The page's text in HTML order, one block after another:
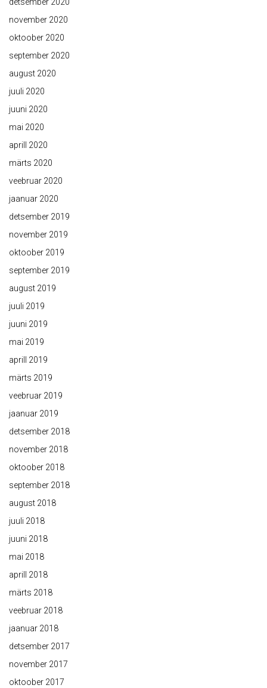
detsember 2020
november 2020
oktoober 2020
september 2020
august 2020
juuli 2020
juuni 2020
mai 2020
aprill 2020
märts 2020
veebruar 2020
jaanuar 2020
detsember 2019
november 2019
oktoober 2019
september 2019
august 2019
juuli 2019
juuni 2019
mai 2019
aprill 2019
märts 2019
veebruar 2019
jaanuar 2019
detsember 2018
november 2018
oktoober 2018
september 2018
august 2018
juuli 2018
juuni 2018
mai 2018
aprill 2018
märts 2018
veebruar 2018
jaanuar 2018
detsember 2017
november 2017
oktoober 2017